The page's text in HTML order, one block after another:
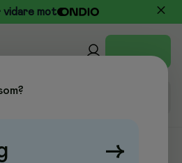
vidare mot
→